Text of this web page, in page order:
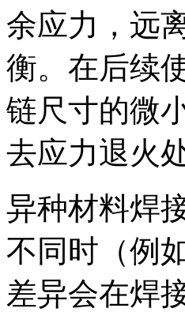
余应力，远
衡。在后续
链尺寸的微
去应力退火
异种材料焊
不同时（例
差异会在焊